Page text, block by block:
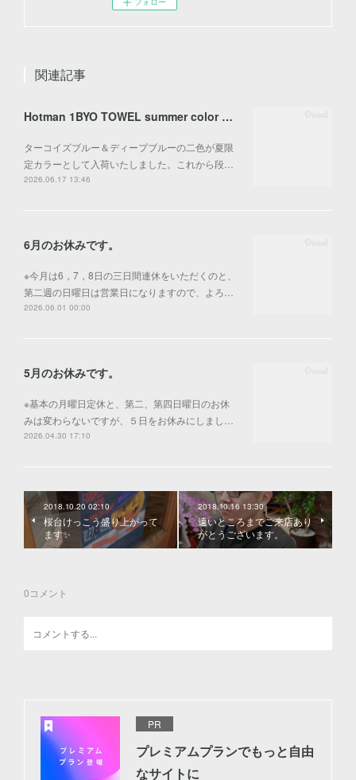
関連記事
Hotman 1BYO TOWEL summer color 入荷
ターコイズブルー＆ディープブルーの二色が夏限
定カラーとして入荷いたしました。これから段…
2026.06.17 13:46
6月のお休みです。
※今月は6，7，8日の三日間連休をいただくのと、
第二週の日曜日は営業日になりますので、よろ…
2026.06.01 00:00
5月のお休みです。
※基本の月曜日定休と、第二、第四日曜日のお休
みは変わらないですが、５日をお休みにしまし…
2026.04.30 17:10
2018.10.20 02:10
桜台けっこう盛り上がって
ます✨
2018.10.16 13:30
遠いところまでご来店あり
がとうございます。
0コメント
PR
プレミアムプランでもっと自由
なサイトに